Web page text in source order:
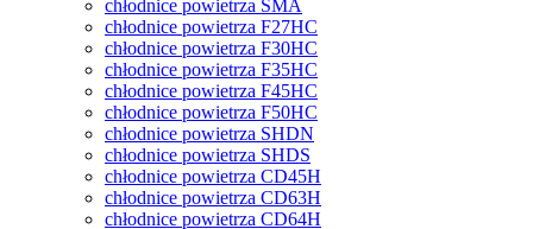
chłodnice powietrza SMA
chłodnice powietrza F27HC
chłodnice powietrza F30HC
chłodnice powietrza F35HC
chłodnice powietrza F45HC
chłodnice powietrza F50HC
chłodnice powietrza SHDN
chłodnice powietrza SHDS
chłodnice powietrza CD45H
chłodnice powietrza CD63H
chłodnice powietrza CD64H